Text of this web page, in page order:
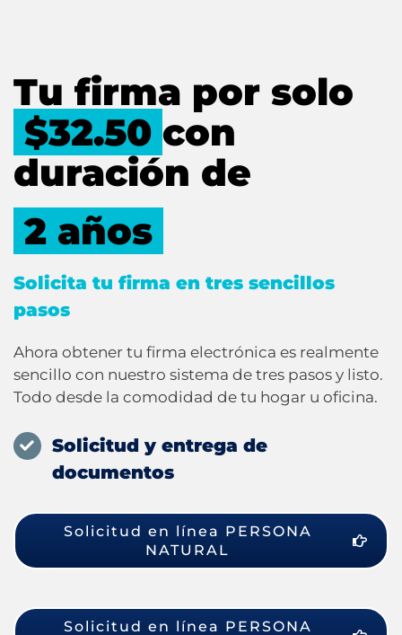
Tu firma por solo
$32.50 con
duración de
2 años
Solicita tu firma en tres sencillos
pasos
Ahora obtener tu firma electrónica es realmente
sencillo con nuestro sistema de tres pasos y listo.
Todo desde la comodidad de tu hogar u oficina.
Solicitud y entrega de
documentos
Solicitud en línea PERSONA
NATURAL
Solicitud en línea PERSONA